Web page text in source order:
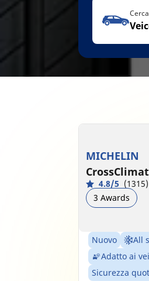
MICHELIN
4.8/5 (1315)
3 Awards
Nuovo All
Adatto ai
Sicurezza